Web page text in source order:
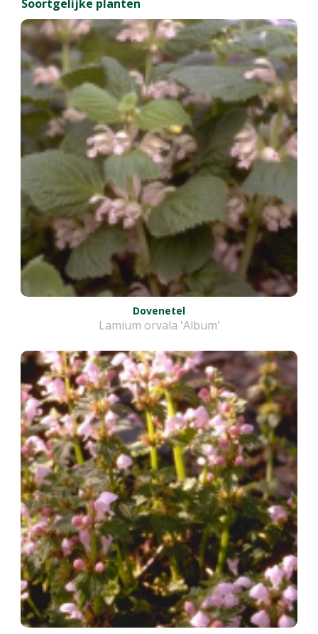
Soortgelijke planten
Dovenetel
Lamium orvala 'Album'